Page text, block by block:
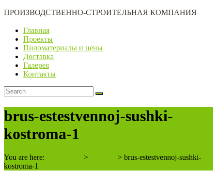
ПРОИЗВОДСТВЕННО-СТРОИТЕЛЬНАЯ КОМПАНИЯ
Главная
Проекты
Пиломатериалы и цены
Доставка
Галерея
Контакты
brus-estestvennoj-sushki-
kostroma-1
You are here: > > brus-estestvennoj-sushki-
kostroma-1